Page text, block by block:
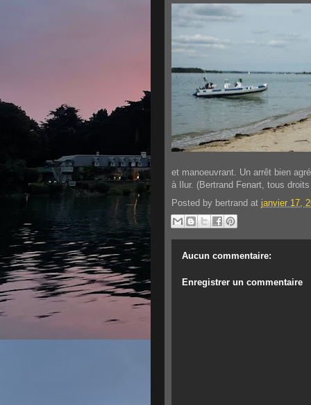
et manoeuvrant. Un arrêt bien
à Ilur. (Bertrand Fenart, tous
Posted by bertrand at janvier 17,
Aucun commentaire:
Enregistrer un commentaire